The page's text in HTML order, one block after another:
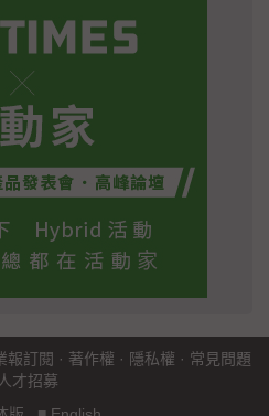
報訂閱 · 著作權 · 隱私權 · 常見問題
人才招募